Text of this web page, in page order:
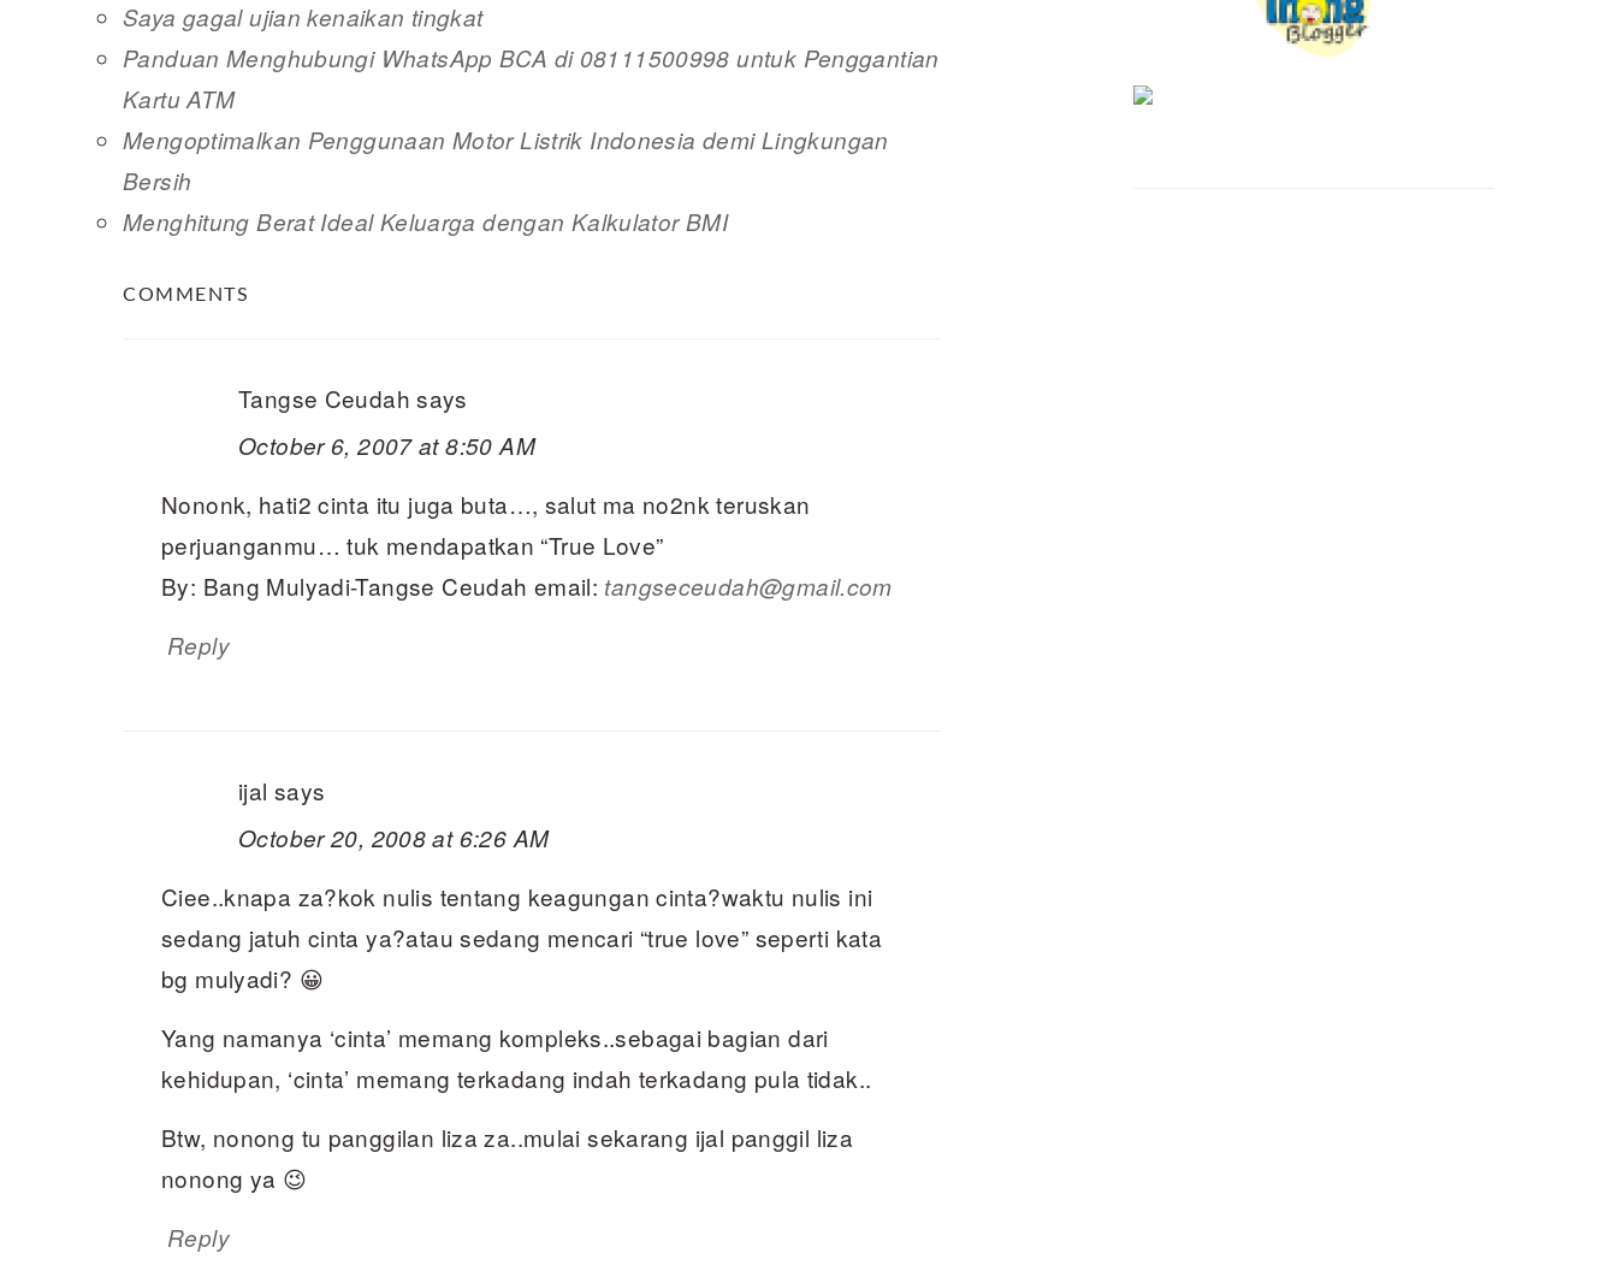
Saya gagal ujian kenaikan tingkat
Panduan Menghubungi WhatsApp BCA di 08111500998 untuk Penggantian
Kartu ATM
Mengoptimalkan Penggunaan Motor Listrik Indonesia demi Lingkungan
Bersih
Menghitung Berat Ideal Keluarga dengan Kalkulator BMI
COMMENTS
Tangse Ceudah says
October 6, 2007 at 8:50 AM
Nononk, hati2 cinta itu juga buta…, salut ma no2nk teruskan
perjuanganmu… tuk mendapatkan “True Love”
By: Bang Mulyadi-Tangse Ceudah email: tangseceudah@gmail.com
Reply
ijal says
October 20, 2008 at 6:26 AM
Ciee..knapa za?kok nulis tentang keagungan cinta?waktu nulis ini
sedang jatuh cinta ya?atau sedang mencari “true love” seperti kata
bg mulyadi? 😀
Yang namanya ‘cinta’ memang kompleks..sebagai bagian dari
kehidupan, ‘cinta’ memang terkadang indah terkadang pula tidak..
Btw, nonong tu panggilan liza za..mulai sekarang ijal panggil liza
nonong ya 😉
Reply